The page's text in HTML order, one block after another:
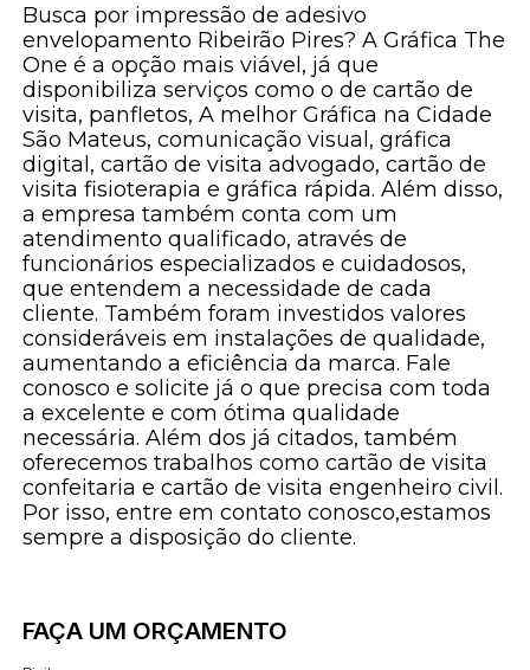
Busca por impressão de adesivo
envelopamento Ribeirão Pires? A Gráfica The
One é a opção mais viável, já que
disponibiliza serviços como o de cartão de
visita, panfletos, A melhor Gráfica na Cidade
São Mateus, comunicação visual, gráfica
digital, cartão de visita advogado, cartão de
visita fisioterapia e gráfica rápida. Além disso,
a empresa também conta com um
atendimento qualificado, através de
funcionários especializados e cuidadosos,
que entendem a necessidade de cada
cliente. Também foram investidos valores
consideráveis em instalações de qualidade,
aumentando a eficiência da marca. Fale
conosco e solicite já o que precisa com toda
a excelente e com ótima qualidade
necessária. Além dos já citados, também
oferecemos trabalhos como cartão de visita
confeitaria e cartão de visita engenheiro civil.
Por isso, entre em contato conosco,estamos
sempre a disposição do cliente.
FAÇA UM ORÇAMENTO